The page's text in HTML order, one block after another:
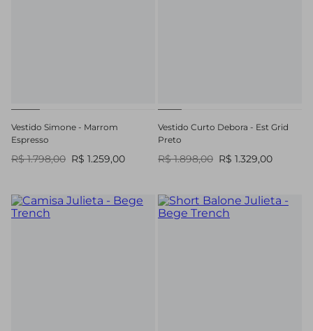
Vestido Simone - Marrom
Espresso
R$ 1.798,00 R$ 1.259,00
Vestido Curto Debora - Est Grid
Preto
R$ 1.898,00 R$ 1.329,00